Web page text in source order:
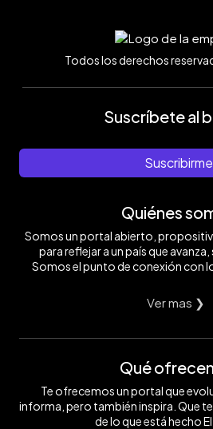
Todos los derechos
Suscríbete al
Suscribirme
Quiénes
Somos un portal abierto,
para reflejar a un país que avanza,
Somos el punto de conexión con
Ver mas ❯
Qué
Te ofrecemos un portal que
informa, pero también inspira. Que
de lo que está hecho